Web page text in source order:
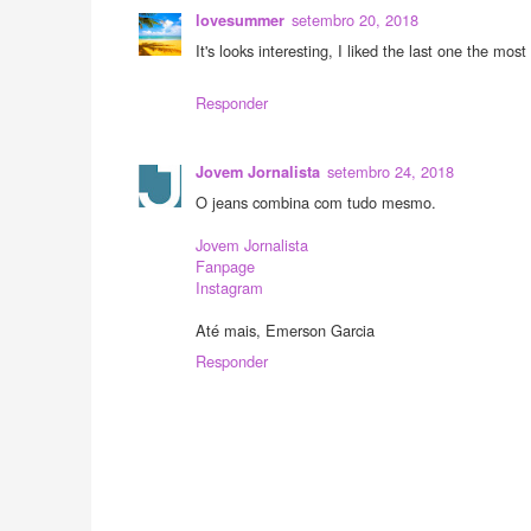
lovesummer setembro 20, 2018
It's looks interesting, I liked the last one the
Responder
Jovem Jornalista setembro 24, 2018
O jeans combina com tudo mesmo.
Jovem Jornalista
Fanpage
Instagram
Até mais, Emerson Garcia
Responder